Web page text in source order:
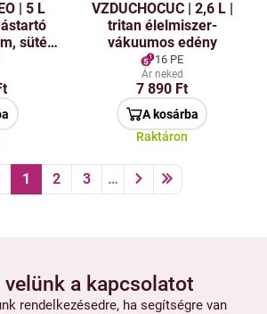
| 5 L
sütés,
VZDUCHOCUC | 2,6 L |
tritan élelmiszer-
vákuumos edény
16 PE
Ár neked
7 890 Ft
A kosárba
Raktáron
1 2 3 …
velünk a kapcsolatot
rendelkezésedre, ha segítségre van